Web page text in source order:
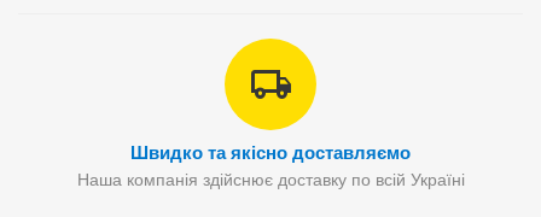
Швидко та якісно доставляємо
Наша компанія здійснює доставку по всій Україні